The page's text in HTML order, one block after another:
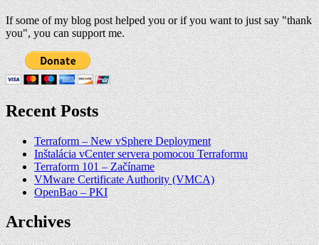
If some of my blog post helped you or if you want to just say "thank
you", you can support me.
Recent Posts
Terraform – New vSphere Deployment
Inštalácia vCenter servera pomocou Terraformu
Terraform 101 – Začíname
VMware Certificate Authority (VMCA)
OpenBao – PKI
Archives